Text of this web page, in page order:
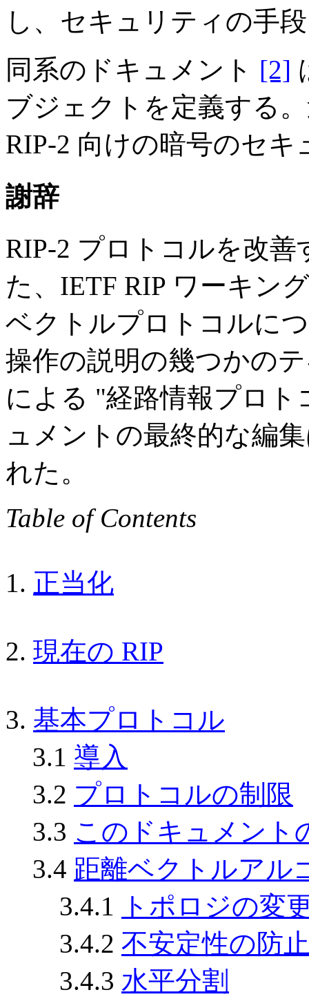
し、セキュリティの手
同系のドキュメント [2]
ブジェクトを定義する
RIP-2 向けの暗号のセ
謝辞
RIP-2 プロトコルを改
た、IETF RIP ワーキン
ベクトルプロトコルに
操作の説明の幾つかの
による "経路情報プロ
ュメントの最終的な編
れた。
Table of Contents
1. 正当化
2. 現在の RIP
3. 基本プロトコル
3.1 導入
3.2 プロトコルの制限
3.3 このドキュメント
3.4 距離ベクトルアル
3.4.1
トポロジの変
3.4.2 不安定性の防
3.4.3 水平分割